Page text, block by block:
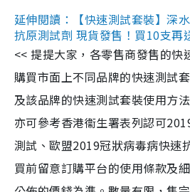
延伸閱讀：【快速測試套裝】深
抗原測試劑 現貨發售！買10支再
<< 提提大家，各零售商發售的快
購買市面上不同品牌的快速測試
及該品牌的快速測試套裝使用方
亦可參考香港衞生署表列認可
測試、歐盟2019冠狀病毒病快速
買前留意訂購平台的使用條款及